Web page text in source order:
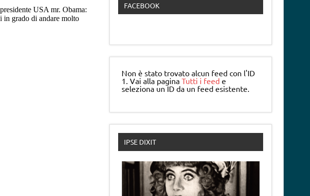
FACEBOOK
Non è stato trovato alcun feed con l'ID
1. Vai alla paginaTutti i feed e
seleziona un ID da un feed esistente.
IPSE DIXIT